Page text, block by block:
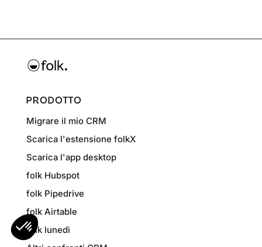
PRODOTTO
Migrare il mio CRM
Scarica l'estensione folkX
Scarica l'app desktop
folk Hubspot
folk Pipedrive
folk Airtable
folk lunedì